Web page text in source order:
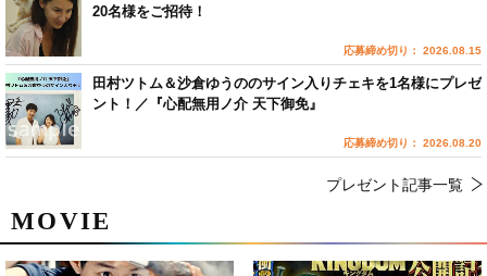
MOVIE
20名様をご招待！
応募締め切り： 2026.08.15
田村ツトム＆沙倉ゆうののサイン入りチェキを1名様にプレゼ
ント！／『心配無用ノ介 天下御免』
応募締め切り： 2026.08.20
プレゼント記事一覧